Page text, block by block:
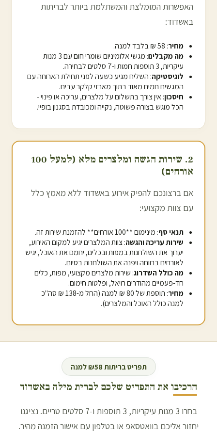
האפשרות המומלצת והמשתלמת ביותר לבריתות
באשדוד:
מחיר: 58 ₪ בלבד למנה.
מה מקבלים
: מגשי אלומיניום שומרי חום עם 3 מנות
עיקריות, 3 תוספות חמות ו-7 סלטים לבחירה.
לוגיסטיקה: השליח מגיע כשעה לפני תחילת הארוחה עם
המגשים חמים מאוד בתוך מארזי קלקר עבים.
חיסכון: אין צורך בתשלום על מלצרים, עריכה או פינוי -
הכל מוגש בצורה פשוטה, נקייה ומכובדת בסגנון בופיי.
2. שירות הגשה ומלצרים מלא (למעל 100
אורחים)
אם ברצונכם להפיק אירוע באשדוד ללא מאמץ כלל
עם צוות מקצועי:
תנאי סף: מינימום **100 אורחים** להזמנת שירות זה.
שירות עריכה והגשה: צוות המלצרים יגיע למקום האירוע,
יערוך את השולחנות במפות ובכלים, יחמם את האוכל, יגיש
לאורחים ברווחה ויפנה את השולחנות בסיום.
מה כולל השדרוג: שירות מלצרים מקצועי, מפות, כלים
חד-פעמיים מהודרים רויאל, ופלטות חימום.
מחיר
: תוספת של 80 ₪ למנה (החל מ-138 ₪ סה"כ
למנה כולל האוכל והמלצרים).
תפריט בריתות ₪58 למנה
הרכיבו את התפריט שלכם לברית מילה באשדוד
בחרו 3 מנות עיקריות, 3 תוספות ו-7 סלטים טריים. נציגנו
יחזור אליכם בוואטסאפ או בטלפון עם אישור הזמנה מהיר.